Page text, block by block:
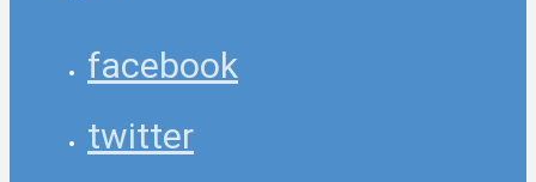
facebook
twitter